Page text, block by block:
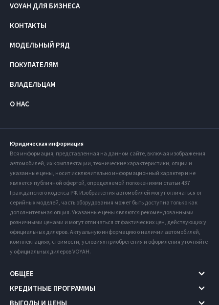
VOYAH ДЛЯ БИЗНЕСА
КОНТАКТЫ
МОДЕЛЬНЫЙ РЯД
ПОКУПАТЕЛЯМ
ВЛАДЕЛЬЦАМ
О НАС
Юридическая информация
Вся информация, представленная на данном сайте, включая изображения
автомобилей, их комплектации, технические характеристики, опции и
указанные цены, носит исключительно информационный характер и не
является публичной офертой, определяемой положениями статьи 437
Гражданского кодекса РФ. Изображения автомобилей могут отличаться от
серийных моделей, часть оборудования может быть доступна только как
дополнительная опция. Указанные цены являются рекомендованными
розничными ценами и могут отличаться от фактических цен, действующих у
официальных дилеров. Актуальную информацию о наличии автомобилей,
комплектациях, стоимости, условиях приобретения и оформления уточняйте
у официальных дилеров VOYAH.
ОБЩЕЕ
КРЕДИТНЫЕ ПРОГРАММЫ
ВЫГОДЫ И ЦЕНЫ